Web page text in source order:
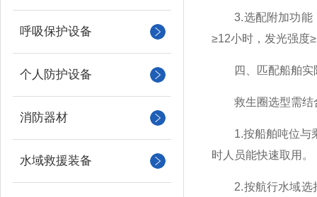
呼吸保护设备
个人防护设备
消防器材
水域救援装备
3.选配附加功能：
≥12小时，发光强度
四、匹配船舶实
救生圈选型需结合
1.按船舶吨位与乘
时人员能快速取用。
2.按航行水域选择